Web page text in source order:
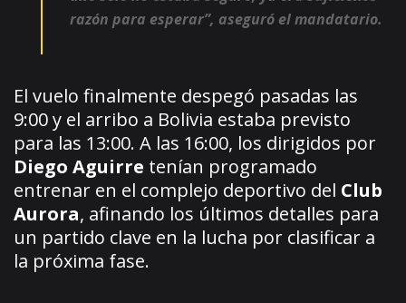
razón para esperar”, aseguró el mandatario.
El vuelo finalmente despegó pasadas las
9:00 y el arribo a Bolivia estaba previsto
para las 13:00. A las 16:00, los dirigidos por
Diego Aguirre tenían programado
entrenar en el complejo deportivo del Club
Aurora, afinando los últimos detalles para
un partido clave en la lucha por clasificar a
la próxima fase.